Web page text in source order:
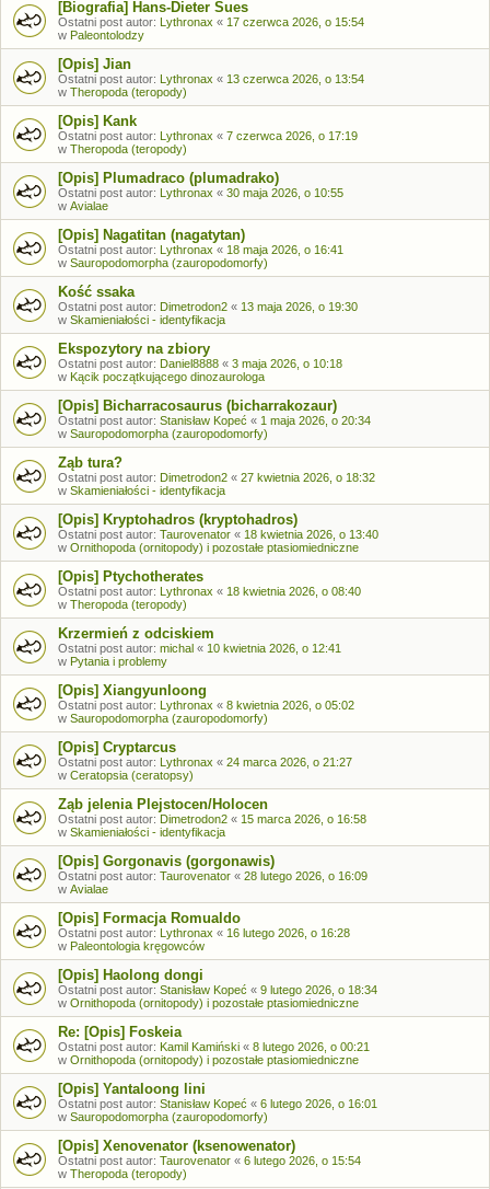
[Biografia] Hans-Dieter Sues
Ostatni post autor: Lythronax « 17 czerwca 2026, o 15:54
w Paleontolodzy
[Opis] Jian
Ostatni post autor: Lythronax « 13 czerwca 2026, o 13:54
w Theropoda (teropody)
[Opis] Kank
Ostatni post autor: Lythronax « 7 czerwca 2026, o 17:19
w Theropoda (teropody)
[Opis] Plumadraco (plumadrako)
Ostatni post autor: Lythronax « 30 maja 2026, o 10:55
w Avialae
[Opis] Nagatitan (nagatytan)
Ostatni post autor: Lythronax « 18 maja 2026, o 16:41
w Sauropodomorpha (zauropodomorfy)
Kość ssaka
Ostatni post autor: Dimetrodon2 « 13 maja 2026, o 19:30
w Skamieniałości - identyfikacja
Ekspozytory na zbiory
Ostatni post autor: Daniel8888 « 3 maja 2026, o 10:18
w Kącik początkującego dinozaurologa
[Opis] Bicharracosaurus (bicharrakozaur)
Ostatni post autor: Stanisław Kopeć « 1 maja 2026, o 20:34
w Sauropodomorpha (zauropodomorfy)
Ząb tura?
Ostatni post autor: Dimetrodon2 « 27 kwietnia 2026, o 18:32
w Skamieniałości - identyfikacja
[Opis] Kryptohadros (kryptohadros)
Ostatni post autor: Taurovenator « 18 kwietnia 2026, o 13:40
w Ornithopoda (ornitopody) i pozostałe ptasiomiedniczne
[Opis] Ptychotherates
Ostatni post autor: Lythronax « 18 kwietnia 2026, o 08:40
w Theropoda (teropody)
Krzermień z odciskiem
Ostatni post autor: michal « 10 kwietnia 2026, o 12:41
w Pytania i problemy
[Opis] Xiangyunloong
Ostatni post autor: Lythronax « 8 kwietnia 2026, o 05:02
w Sauropodomorpha (zauropodomorfy)
[Opis] Cryptarcus
Ostatni post autor: Lythronax « 24 marca 2026, o 21:27
w Ceratopsia (ceratopsy)
Ząb jelenia Plejstocen/Holocen
Ostatni post autor: Dimetrodon2 « 15 marca 2026, o 16:58
w Skamieniałości - identyfikacja
[Opis] Gorgonavis (gorgonawis)
Ostatni post autor: Taurovenator « 28 lutego 2026, o 16:09
w Avialae
[Opis] Formacja Romualdo
Ostatni post autor: Lythronax « 16 lutego 2026, o 16:28
w Paleontologia kręgowców
[Opis] Haolong dongi
Ostatni post autor: Stanisław Kopeć « 9 lutego 2026, o 18:34
w Ornithopoda (ornitopody) i pozostałe ptasiomiedniczne
Re: [Opis] Foskeia
Ostatni post autor: Kamil Kamiński « 8 lutego 2026, o 00:21
w Ornithopoda (ornitopody) i pozostałe ptasiomiedniczne
[Opis] Yantaloong lini
Ostatni post autor: Stanisław Kopeć « 6 lutego 2026, o 16:01
w Sauropodomorpha (zauropodomorfy)
[Opis] Xenovenator (ksenowenator)
Ostatni post autor: Taurovenator « 6 lutego 2026, o 15:54
w Theropoda (teropody)